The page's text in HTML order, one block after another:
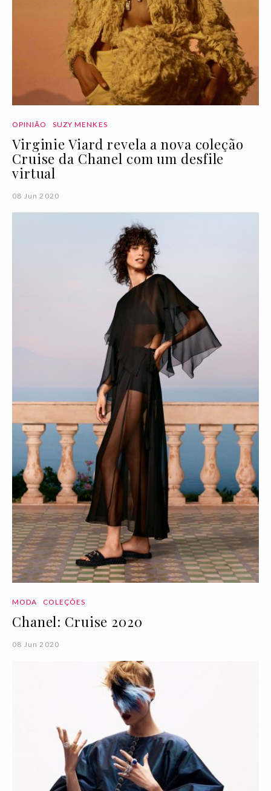
OPINIÃO SUZY MENKES
Virginie Viard revela a nova coleção
Cruise da Chanel com um desfile
virtual
08 Jun 2020
MODA COLEÇÕES
Chanel: Cruise 2020
08 Jun 2020